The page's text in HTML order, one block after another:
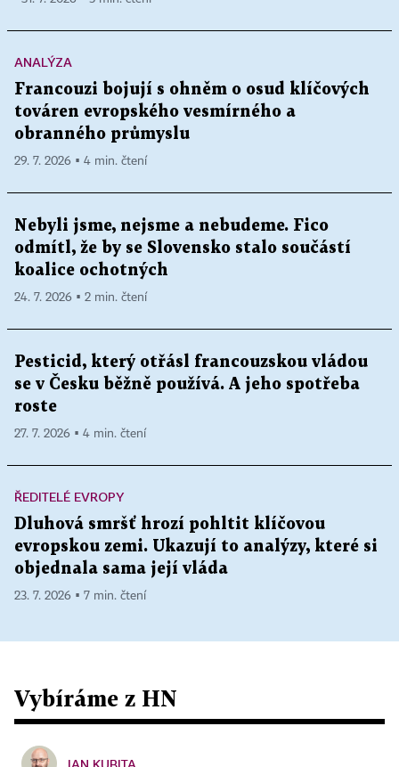
ANALÝZA
Francouzi bojují s ohněm o osud klíčových
továren evropského vesmírného a
obranného průmyslu
29. 7. 2026 ▪ 4 min. čtení
Nebyli jsme, nejsme a nebudeme. Fico
odmítl, že by se Slovensko stalo součástí
koalice ochotných
24. 7. 2026 ▪ 2 min. čtení
Pesticid, který otřásl francouzskou vládou
se v Česku běžně používá. A jeho spotřeba
roste
27. 7. 2026 ▪ 4 min. čtení
ŘEDITELÉ EVROPY
Dluhová smršť hrozí pohltit klíčovou
evropskou zemi. Ukazují to analýzy, které si
objednala sama její vláda
23. 7. 2026 ▪ 7 min. čtení
Vybíráme z HN
JAN KUBITA